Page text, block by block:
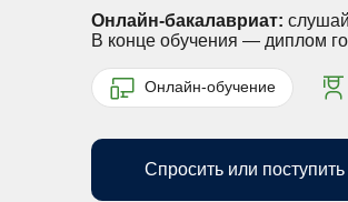
Онлайн-бакалавриат:
В конце обучения — диплом
Онлайн-обучение
Спросить или поступить